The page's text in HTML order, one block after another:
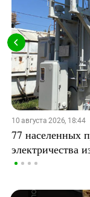
10 августа 2026, 18:44
77 населенных
электричества